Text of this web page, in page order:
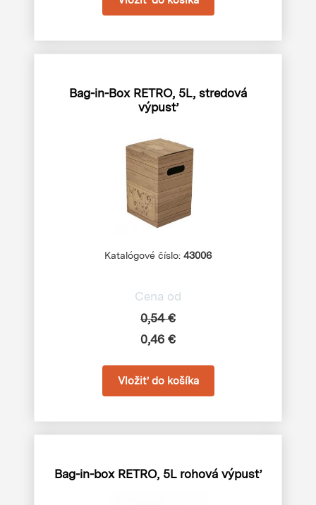
Bag-in-Box RETRO, 5L, stredová
výpusť
Katalógové číslo: 43006
Cena od
0,54 €
0,46 €
Bag-in-box RETRO, 5L rohová výpusť